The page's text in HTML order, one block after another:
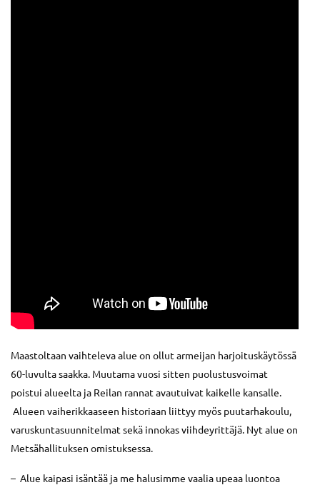
Maastoltaan vaihteleva alue on ollut armeijan harjoituskäytössä
60-luvulta saakka. Muutama vuosi sitten puolustusvoimat
poistui alueelta ja Reilan rannat avautuivat kaikelle kansalle.
Alueen vaiherikkaaseen historiaan liittyy myös puutarhakoulu,
varuskuntasuunnitelmat sekä innokas viihdeyrittäjä. Nyt alue on
Metsähallituksen omistuksessa.
– Alue kaipasi isäntää ja me halusimme vaalia upeaa luontoa